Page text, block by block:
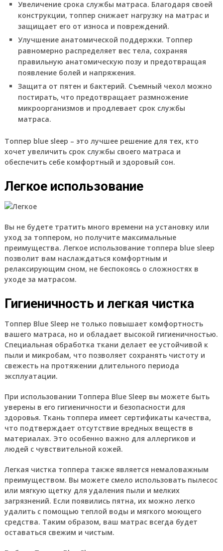
Увеличение срока службы матраса. Благодаря своей
конструкции, топпер снижает нагрузку на матрас и
защищает его от износа и повреждений.
Улучшение анатомической поддержки. Топпер
равномерно распределяет вес тела, сохраняя
правильную анатомическую позу и предотвращая
появление болей и напряжения.
Защита от пятен и бактерий. Съемный чехол можно
постирать, что предотвращает размножение
микроорганизмов и продлевает срок службы
матраса.
Топпер blue sleep – это лучшее решение для тех, кто
хочет увеличить срок службы своего матраса и
обеспечить себе комфортный и здоровый сон.
Легкое использование
Вы не будете тратить много времени на установку или
уход за топпером, но получите максимальные
преимущества. Легкое использование топпера blue sleep
позволит вам наслаждаться комфортным и
релаксирующим сном, не беспокоясь о сложностях в
уходе за матрасом.
Гигиеничность и легкая чистка
Топпер Blue Sleep не только повышает комфортность
вашего матраса, но и обладает высокой гигиеничностью.
Специальная обработка ткани делает ее устойчивой к
пыли и микробам, что позволяет сохранять чистоту и
свежесть на протяжении длительного периода
эксплуатации.
При использовании Топпера Blue Sleep вы можете быть
уверены в его гигиеничности и безопасности для
здоровья. Ткань топпера имеет сертификаты качества,
что подтверждает отсутствие вредных веществ в
материалах. Это особенно важно для аллергиков и
людей с чувствительной кожей.
Легкая чистка топпера также является немаловажным
преимуществом. Вы можете смело использовать пылесос
или мягкую щетку для удаления пыли и мелких
загрязнений. Если появились пятна, их можно легко
удалить с помощью теплой воды и мягкого моющего
средства. Таким образом, ваш матрас всегда будет
оставаться свежим и чистым.